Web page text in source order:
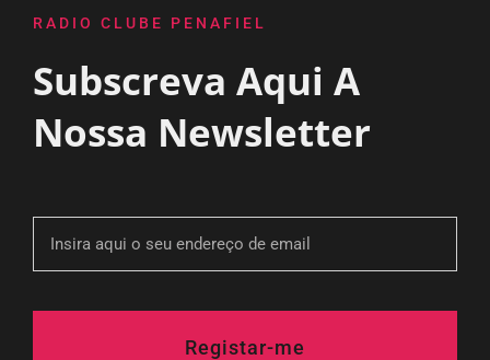
RADIO CLUBE PENAFIEL
Subscreva Aqui A
Nossa Newsletter
Registar-me